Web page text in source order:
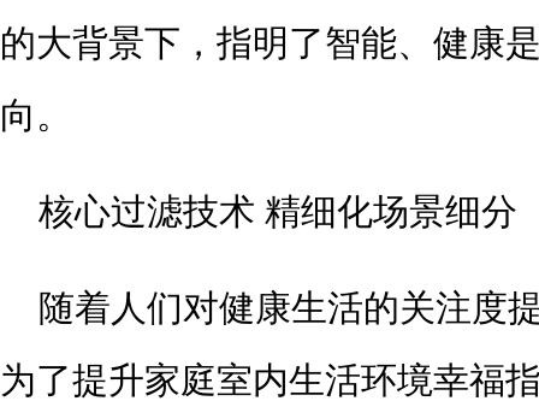
的大背景下，指明了智能、健康
向。
核心过滤技术 精细化场景细分
随着人们对健康生活的关注度
为了提升家庭室内生活环境幸福